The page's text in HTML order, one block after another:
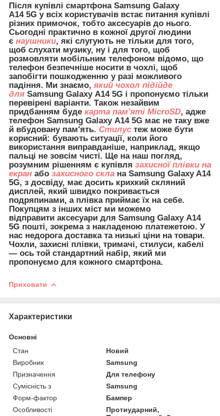
Після купівлі смартфона Samsung Galaxy
A14 5G у всіх користувачів встає питання купівлі
різних примочок, тобто аксесуарів до нього.
Сьогодні практично в кожної другої людини
є наушники, які слугують не тільки для того,
щоб слухати музику, ну і для того, щоб
розмовляти мобільним телефоном відомо, що
телефон безпечніше носити в чохлі, щоб
запобігти пошкодженню у разі можливого
падіння. Ми знаємо, який чохол підійде
для Samsung Galaxy A14 5G і пропонуємо тільки
перевірені варіанти. Також незайвим
придбанням буде карта пам'яті MicroSD, адже
телефон Samsung Galaxy A14 5G має не таку вже
й вбудовану пам'ять. Стилус теж може бути
корисний: бувають ситуації, коли його
використання виправданіше, наприклад, якщо
пальці не зовсім чисті. Ще на наш погляд,
розумним рішенням є купівля захисної плівки на
екран або захисного скла на Samsung Galaxy A14
5G, з досвіду, має досить крихкий скляний
дисплей, який швидко покривається
подряпинами, а плівка приймає їх на себе.
Покупцям з інших міст ми можемо
відправити аксесуари для Samsung Galaxy A14
5G пошті, зокрема з накладеною платежетою. У
нас недорога доставка та низькі ціни на товари.
Чохли, захисні плівки, тримачі, стилуси, кабелі
— ось той стандартний набір, який ми
пропонуємо для кожного смартфона.
Приховати
Характеристики
Основні
Стан
Новий
Виробник
Samsung
Призначення
Для телефону
Сумісність з
Samsung
Форм-фактор
Бампер
Особливості
Протиударний,